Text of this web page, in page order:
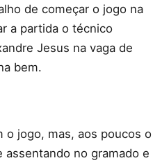
de começar o jogo na
a partida o técnico
Jesus na vaga de
bem.
o jogo, mas, aos poucos o
no gramado e